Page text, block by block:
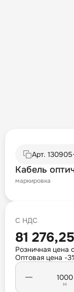
Арт.
Кабель
маркировка
С НДС
81
Розничная цена
Оптовая цена -
м